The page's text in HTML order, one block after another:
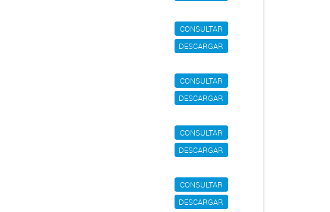
CONSULTAR
DESCARGAR
CONSULTAR
DESCARGAR
CONSULTAR
DESCARGAR
CONSULTAR
DESCARGAR